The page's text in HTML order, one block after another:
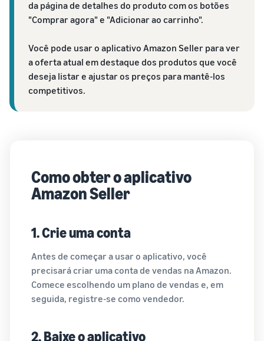
da página de detalhes do produto com os botões
"Comprar agora" e "Adicionar ao carrinho".
Você pode usar o aplicativo Amazon Seller para ver
a oferta atual em destaque dos produtos que você
deseja listar e ajustar os preços para mantê-los
competitivos.
Como obter o aplicativo
Amazon Seller
1. Crie uma conta
Antes de começar a usar o aplicativo, você
precisará criar uma conta de vendas na Amazon.
Comece escolhendo um plano de vendas e, em
seguida, registre-se como vendedor.
2. Baixe o aplicativo